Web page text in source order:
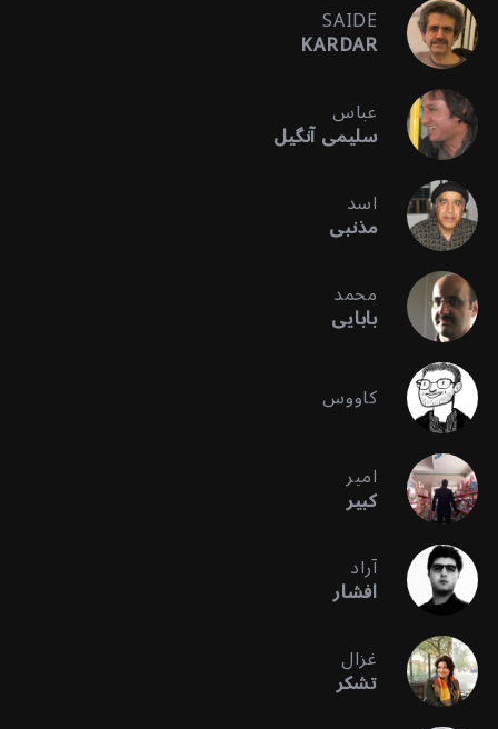
SAIDE
KARDAR
عباس
سلیمی آنگیل
اسد
مذنبی
محمد
بابایی
کاووس
امیر
کبیر
آراد
افشار
غزال
تشکر